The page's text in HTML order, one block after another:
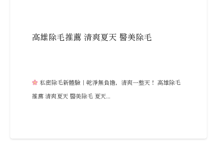
高雄除毛推薦 清爽夏天 醫美除毛
私密除毛新體驗｜乾淨無負擔，清爽一整天！ 高雄除毛
推薦 清爽夏天 醫美除毛 夏天...